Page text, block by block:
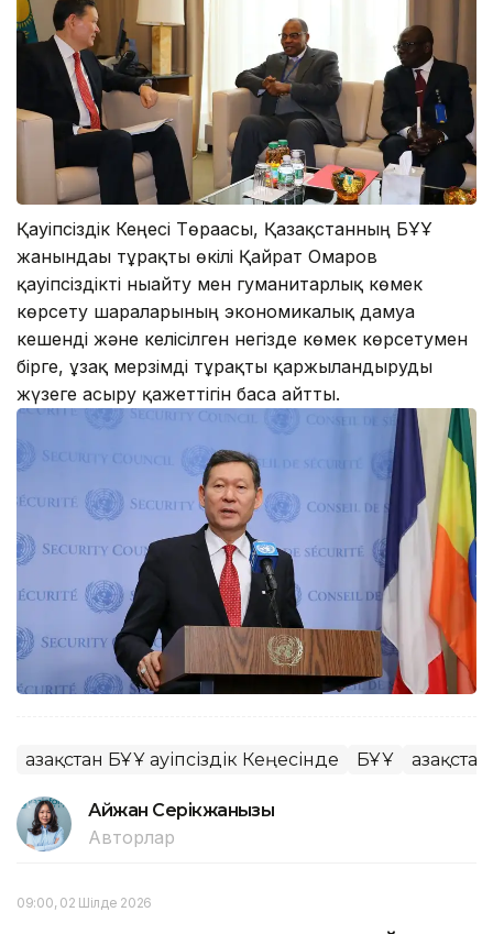
Қауіпсіздік Кеңесі Төрағасы, Қазақстанның БҰҰ
жанындағы тұрақты өкілі Қайрат Омаров
қауіпсіздікті нығайту мен гуманитарлық көмек
көрсету шараларының экономикалық дамуға
кешенді және келісілген негізде көмек көрсетумен
бірге, ұзақ мерзімді тұрақты қаржыландыруды
жүзеге асыру қажеттігін баса айтты.
Қазақстан БҰҰ Қауіпсіздік Кеңесінде БҰҰ
Айжан Серікжанқызы
Авторлар
09:00, 02 Шілде 2026